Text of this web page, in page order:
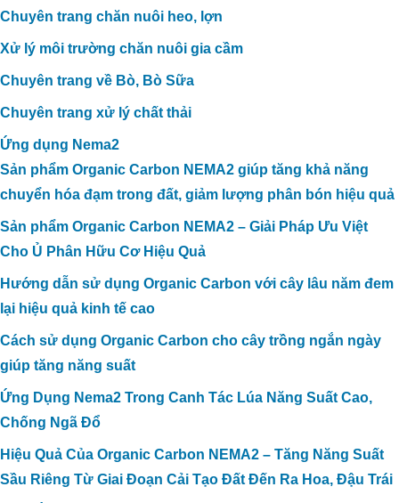
Chuyên trang chăn nuôi heo, lợn
Xử lý môi trường chăn nuôi gia cầm
Chuyên trang về Bò, Bò Sữa
Chuyên trang xử lý chất thải
Ứng dụng Nema2
Sản phẩm Organic Carbon NEMA2 giúp tăng khả năng
chuyển hóa đạm trong đất, giảm lượng phân bón hiệu quả
Sản phẩm Organic Carbon NEMA2 – Giải Pháp Ưu Việt
Cho Ủ Phân Hữu Cơ Hiệu Quả
Hướng dẫn sử dụng Organic Carbon với cây lâu năm đem
lại hiệu quả kinh tế cao
Cách sử dụng Organic Carbon cho cây trồng ngắn ngày
giúp tăng năng suất
Ứng Dụng Nema2 Trong Canh Tác Lúa Năng Suất Cao,
Chống Ngã Đổ
Hiệu Quả Của Organic Carbon NEMA2 – Tăng Năng Suất
Sầu Riêng Từ Giai Đoạn Cải Tạo Đất Đến Ra Hoa, Đậu Trái